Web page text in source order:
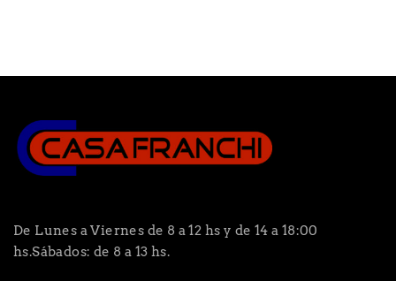
De Lunes a Viernes de 8 a 12 hs y de 14 a 18:00
hs.Sábados: de 8 a 13 hs.